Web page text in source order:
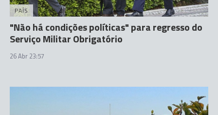
PAÍS
"Não há condições políticas" para regresso do
Serviço Militar Obrigatório
26 Abr 23:57